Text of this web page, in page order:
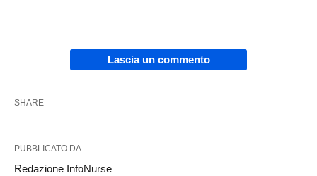
Lascia un commento
SHARE
PUBBLICATO DA
Redazione InfoNurse